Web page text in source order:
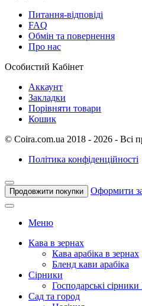
Питання-відповіді
FAQ
Обмін та повернення
Про нас
Особистий Кабінет
Аккаунт
Закладки
Порівняти товари
Кошик
© Coira.com.ua 2018 - 2026 - Всі
Політика конфіденційності
Продовжити покупки Оформити
Меню
Кава в зернах
Кава арабіка в зернах
Бленд кави арабіка
Сірники
Господарські сірники
Сад та город